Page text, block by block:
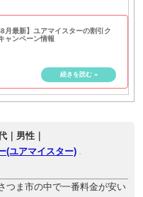
8月最新】ユアマイスターの割引ク
ャンペーン情報
｜男性｜
(ユアマイスター)
つま市の中で一番料金が安い